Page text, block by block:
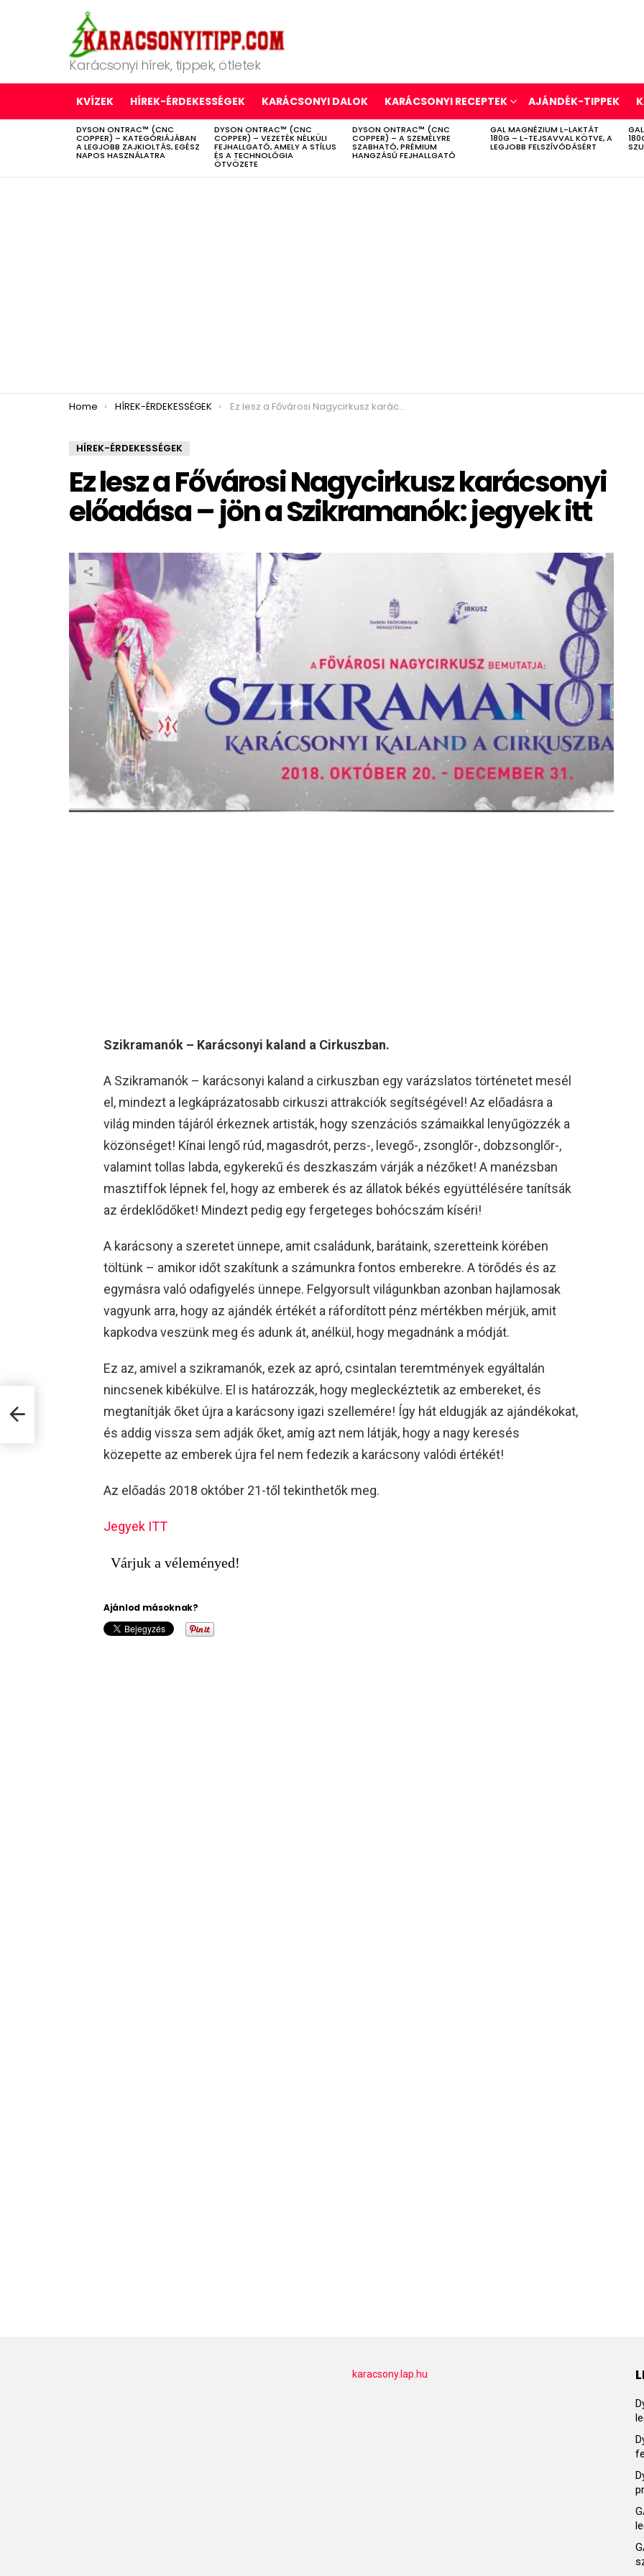
Karácsonyi hírek, tippek, ötletek
KVÍZEK HÍREK-ÉRDEKESSÉGEK KARÁCSONYI DALOK KARÁCSONYI RECEPTEK AJÁNDÉK-TIPPEK
LATEST
STORIES
DYSON ONTRAC™ (CNC
COPPER) – KATEGÓRIÁJÁBAN
A LEGJOBB ZAJKIOLTÁS, EGÉSZ
NAPOS HASZNÁLATRA
DYSON ONTRAC™ (CNC
COPPER) – VEZETÉK NÉLKÜLI
FEJHALLGATÓ, AMELY A STÍLUS
ÉS A TECHNOLÓGIA
ÖTVÖZETE
DYSON ONTRAC™ (CNC
COPPER) – A SZEMÉLYRE
SZABHATÓ, PRÉMIUM
HANGZÁSÚ FEJHALLGATÓ
GAL MAGNÉZIUM L-LAKTÁT
180G – L-TEJSAVVAL KÖTVE, A
LEGJOBB FELSZÍVÓDÁSÉRT
You are here:
Home HÍREK-ÉRDEKESSÉGEK Ez lesz a Fővárosi Nagycirkusz karácsonyi előadása – jön a Szikramanók: jegyek itt
HÍREK-ÉRDEKESSÉGEK
Ez lesz a Fővárosi Nagycirkusz karácsonyi
előadása – jön a Szikramanók: jegyek itt
Szikramanók – Karácsonyi kaland a Cirkuszban.
A Szikramanók – karácsonyi kaland a cirkuszban egy varázslatos történetet mesél
el, mindezt a legkáprázatosabb cirkuszi attrakciók segítségével! Az előadásra a
világ minden tájáról érkeznek artisták, hogy szenzációs számaikkal lenyűgözzék a
közönséget! Kínai lengő rúd, magasdrót, perzs-, levegő-, zsonglőr-, dobzsonglőr-,
valamint tollas labda, egykerekű és deszkaszám várják a nézőket! A manézsban
masztiffok lépnek fel, hogy az emberek és az állatok békés együttélésére tanítsák
az érdeklődőket! Mindezt pedig egy fergeteges bohócszám kíséri!
A karácsony a szeretet ünnepe, amit családunk, barátaink, szeretteink körében
töltünk – amikor időt szakítunk a számunkra fontos emberekre. A törődés és az
egymásra való odafigyelés ünnepe. Felgyorsult világunkban azonban hajlamosak
vagyunk arra, hogy az ajándék értékét a ráfordított pénz mértékben mérjük, amit
kapkodva veszünk meg és adunk át, anélkül, hogy megadnánk a módját.
Ez az, amivel a szikramanók, ezek az apró, csintalan teremtmények egyáltalán
nincsenek kibékülve. El is határozzák, hogy megleckéztetik az embereket, és
megtanítják őket újra a karácsony igazi szellemére! Így hát eldugják az ajándékokat,
és addig vissza sem adják őket, amíg azt nem látják, hogy a nagy keresés
közepette az emberek újra fel nem fedezik a karácsony valódi értékét!
Az előadás 2018 október 21-től tekinthetők meg.
Jegyek ITT
Várjuk a véleményed!
Ajánlod másoknak?
karacsony.lap.hu